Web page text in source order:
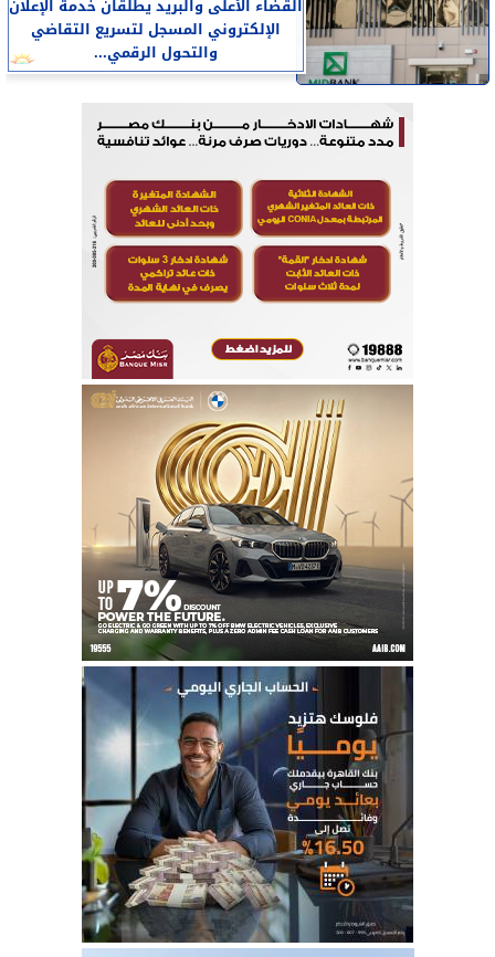
القضاء الأعلى والبريد يطلقان خدمة الإعلان
الإلكتروني المسجل لتسريع التقاضي
والتحول الرقمي...